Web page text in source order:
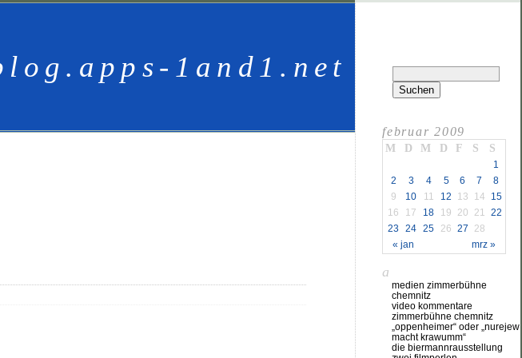
1and1.net
februar 2009
M D M D F S S
« jan mrz »
1
2
3 4 5 6 7
8
9
10 11 12 13 14
15
16
17 18 19 20 21 22
23
24 25 26 27 28
a
medien zimmerbühne
chemnitz
video kommentare
zimmerbühne chemnitz
„oppenheimer“ oder „nurejew
macht krawumm“
die biermannrausstellung